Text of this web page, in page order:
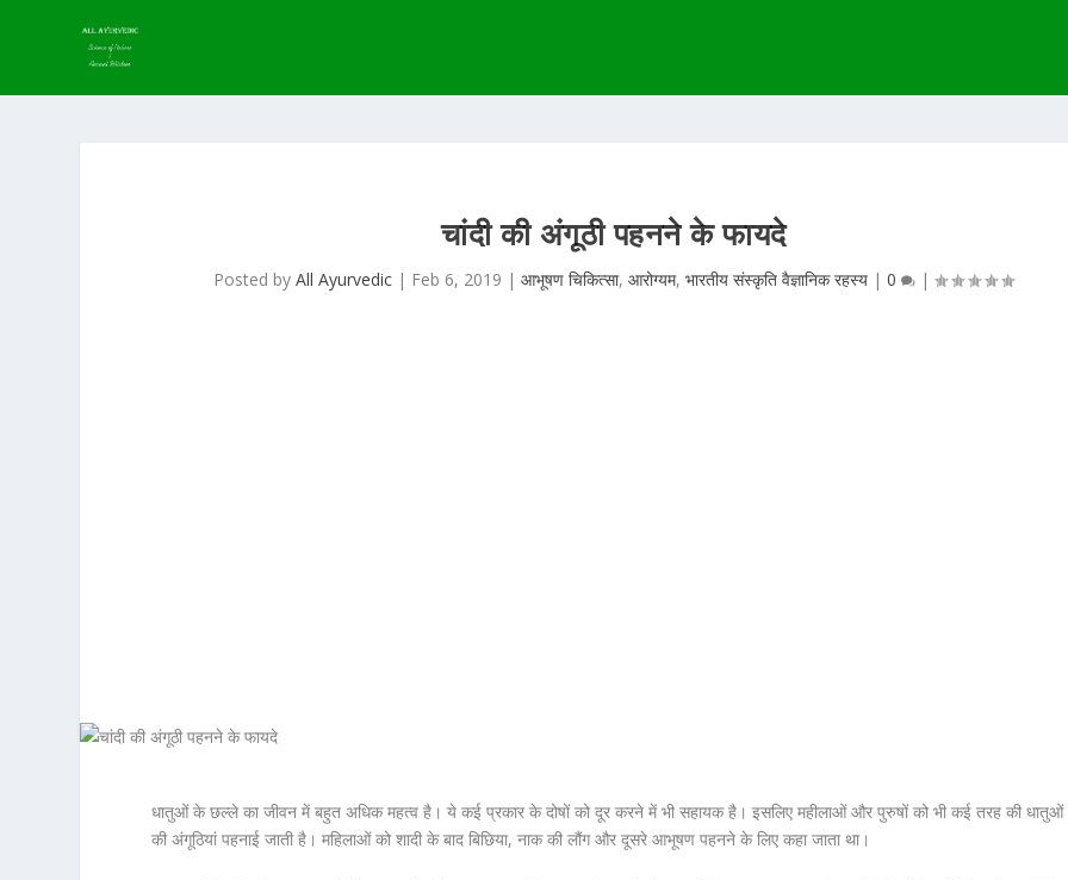
चांदी की अंगूठी पहनने के फायदे
Posted byAll Ayurvedic | Feb 6, 2019 |आभूषण चिकित्सा,आरोग्यम,भारतीय संस्कृति वैज्ञानिक रहस्य |0 |
धातुओं के छल्ले का जीवन में बहुत अधिक महत्व है। ये कई प्रकार के दोषों को दूर करने में भी सहायक है। इसलिए महीलाओं और पुरुषों को भी कई तरह की धातुओं
की अंगूठियां पहनाई जाती है। महिलाओं को शादी के बाद बिछिया, नाक की लौंग और दूसरे आभूषण पहनने के लिए कहा जाता था।